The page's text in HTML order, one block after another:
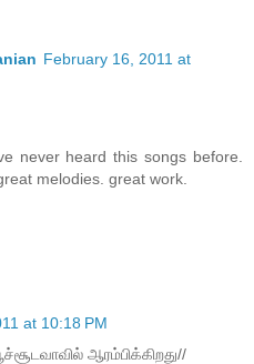
February 16, 2011 at
never heard this songs before.
melodies. great work.
at 10:18 PM
ஆரம்பிக்கிறது//